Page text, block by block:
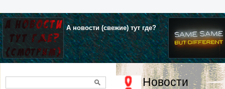
А новости (свежие) тут где?
Новости